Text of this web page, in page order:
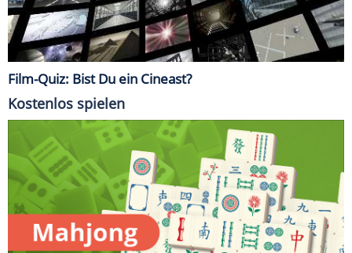
Film-Quiz: Bist Du ein Cineast?
Kostenlos spielen